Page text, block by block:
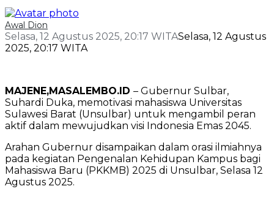
Awal Dion
Selasa, 12 Agustus 2025, 20:17 WITASelasa, 12 Agustus
2025, 20:17 WITA
MAJENE,MASALEMBO.ID – Gubernur Sulbar,
Suhardi Duka, memotivasi mahasiswa Universitas
Sulawesi Barat (Unsulbar) untuk mengambil peran
aktif dalam mewujudkan visi Indonesia Emas 2045.
Arahan Gubernur disampaikan dalam orasi ilmiahnya
pada kegiatan Pengenalan Kehidupan Kampus bagi
Mahasiswa Baru (PKKMB) 2025 di Unsulbar, Selasa 12
Agustus 2025.